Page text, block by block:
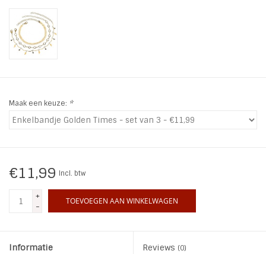
Ohlala Jewels
Maak een keuze: *
€11,99 Incl. btw
+
-
TOEVOEGEN AAN WINKELWAGEN
Informatie Reviews (0)